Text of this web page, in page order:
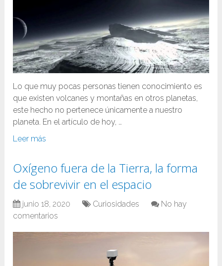
Lo que muy pocas personas tienen conocimiento es
que existen volcanes y montañas en otros planetas,
este hecho no pertenece únicamente a nuestro
planeta. En el artículo de hoy, …
Leer más
Oxígeno fuera de la Tierra, la forma
de sobrevivir en el espacio
junio 18, 2020 Curiosidades
No hay
comentarios